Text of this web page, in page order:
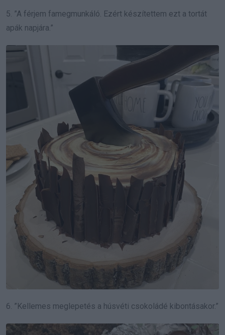
5. ”A férjem famegmunkáló. Ezért készítettem ezt a tortát
apák napjára.”
6. ”Kellemes meglepetés a húsvéti csokoládé kibontásakor.”